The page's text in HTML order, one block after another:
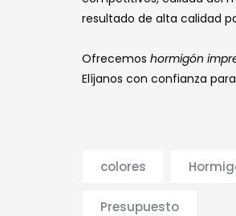
resultado de alta calidad
Ofrecemos hormigón
Elíjanos con confianza
colores
Presupuesto
Oviedo, Leon, Madrid,
Ciudad Real